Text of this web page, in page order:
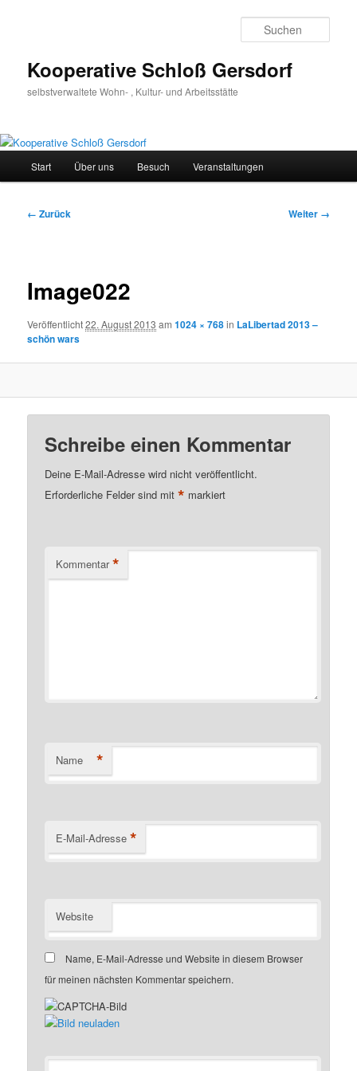
Kooperative Schloß Gersdorf
selbstverwaltete Wohn- , Kultur- und Arbeitsstätte
Start Über uns Besuch Veranstaltungen
Bilder-
← Zurück Weiter →
Image022
Veröffentlicht22. August 2013 am1024 × 768in LaLibertad 2013 –
schön wars
Schreibe einen Kommentar
Deine E-Mail-Adresse wird nicht veröffentlicht.
Erforderliche Felder sind mit* markiert
Kommentar *
Name *
E-Mail-Adresse *
Website
Name, E-Mail-Adresse und Website in diesem Browser
für meinen nächsten Kommentar speichern.